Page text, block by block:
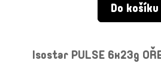
Do košíku
Isostar PULSE 6x23g